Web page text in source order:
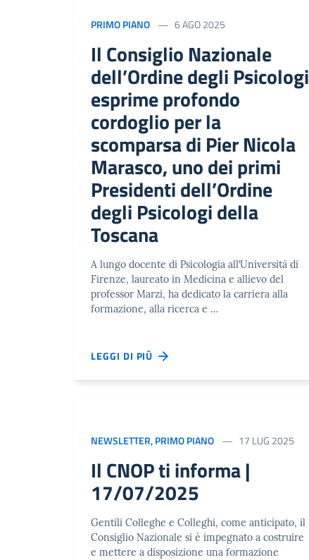
PRIMO PIANO 6 AGO 2025
Il Consiglio Nazionale
dell’Ordine degli Psicologi
esprime profondo
cordoglio per la
scomparsa di Pier Nicola
Marasco, uno dei primi
Presidenti dell’Ordine
degli Psicologi della
Toscana
A lungo docente di Psicologia all’Università di
Firenze, laureato in Medicina e allievo del
professor Marzi, ha dedicato la carriera alla
formazione, alla ricerca e …
LEGGI DI PIÙ
NEWSLETTER,PRIMO PIANO 17 LUG 2025
Il CNOP ti informa |
17/07/2025
Gentili Colleghe e Colleghi, come anticipato, il
Consiglio Nazionale si è impegnato a costruire
e mettere a disposizione una formazione